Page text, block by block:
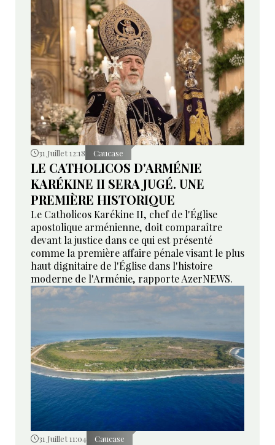
31 Juillet 12:18 Caucase
LE CATHOLICOS D'ARMÉNIE
KARÉKINE II SERA JUGÉ. UNE
PREMIÈRE HISTORIQUE
Le Catholicos Karékine II, chef de l'Église
apostolique arménienne, doit comparaître
devant la justice dans ce qui est présenté
comme la première affaire pénale visant le plus
haut dignitaire de l'Église dans l'histoire
moderne de l'Arménie, rapporte AzerNEWS.
31 Juillet 11:04 Caucase